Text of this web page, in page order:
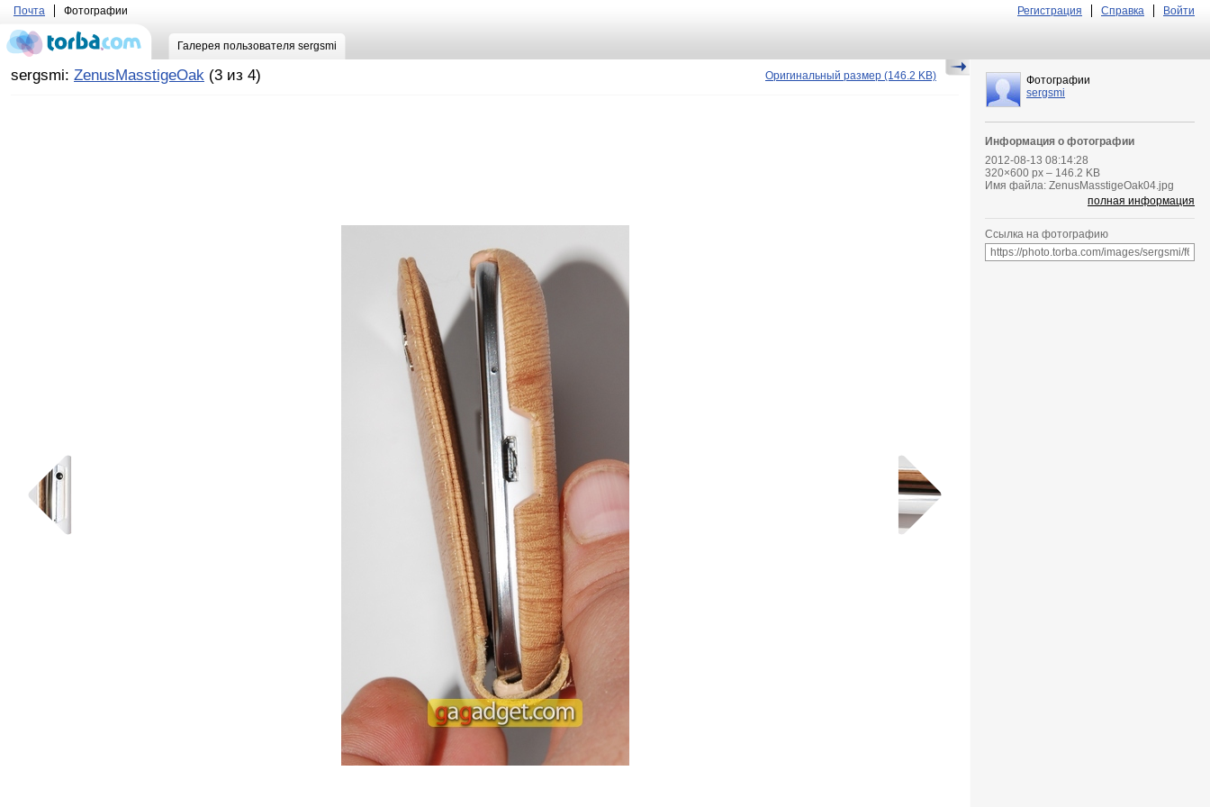
Почта Фотографии Регистрация Справка Войти
Галерея пользователя sergsmi
sergsmi: ZenusMasstigeOak (3 из 4) Оригинальный размер (146.2 KB)
Фотографии
sergsmi
Информация о фотографии
2012-08-13 08:14:28
320×600 px – 146.2 KB
Имя файла: ZenusMasstigeOak04.jpg
полная информация
Ссылка на фотографию